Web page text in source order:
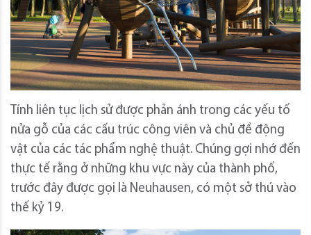
Tính liên tục lịch sử được phản ánh trong các yếu tố
nửa gỗ của các cấu trúc công viên và chủ đề động
vật của các tác phẩm nghệ thuật. Chúng gợi nhớ đến
thực tế rằng ở những khu vực này của thành phố,
trước đây được gọi là Neuhausen, có một sở thú vào
thế kỷ 19.